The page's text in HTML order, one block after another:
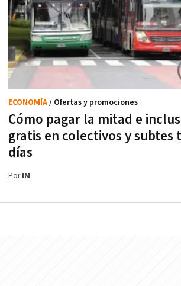
Cómo pagar la mitad e
gratis en colectivos y subtes
días
ECONOMÍA/ Ofertas y promociones
PorIM